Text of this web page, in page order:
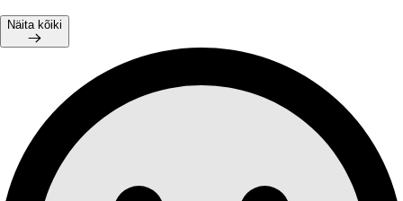
Näita kõiki